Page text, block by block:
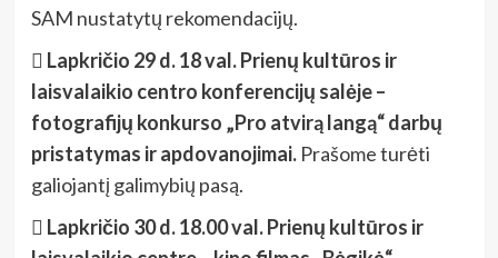
SAM nustatytų rekomendacijų.
 Lapkričio 29 d. 18 val. Prienų kultūros ir
laisvalaikio centro konferencijų salėje –
fotografijų konkurso „Pro atvirą langą“ darbų
pristatymas ir apdovanojimai. Prašome turėti
galiojantį galimybių pasą.
 Lapkričio 30 d. 18.00 val. Prienų kultūros ir